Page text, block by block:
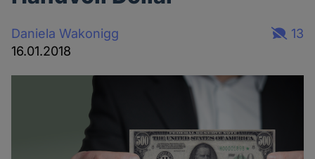
Daniela Wakonigg
16.01.2018
13